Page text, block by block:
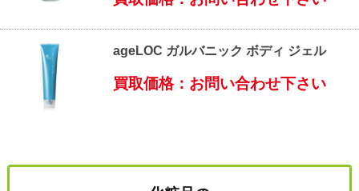
ageLOC ガルバニック ボディ ジェル
買取価格：お問い合わせ下さい